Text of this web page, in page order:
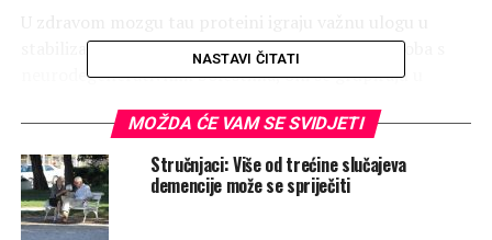
stabilizaciji moždane strukture. Međutim, kod osoba s
neurodegenerativnim bolestima, oni se grupiraju u
simptoma demencije. U laboratorijskim eksperimentima,
znanstvenici su otkrili da espresso može značajno
spriječiti stvaranje ovih fibrila, što bi moglo pomoći u
očuvanju kognitivnih funkcija.
NASTAVI ČITATI
MOŽDA ĆE VAM SE SVIDJETI
Stručnjaci: Više od trećine slučajeva
demencije može se spriječiti